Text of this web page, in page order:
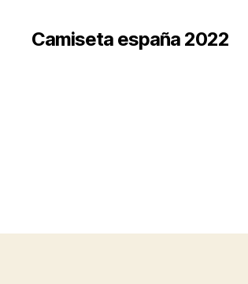
Camiseta españa 2022